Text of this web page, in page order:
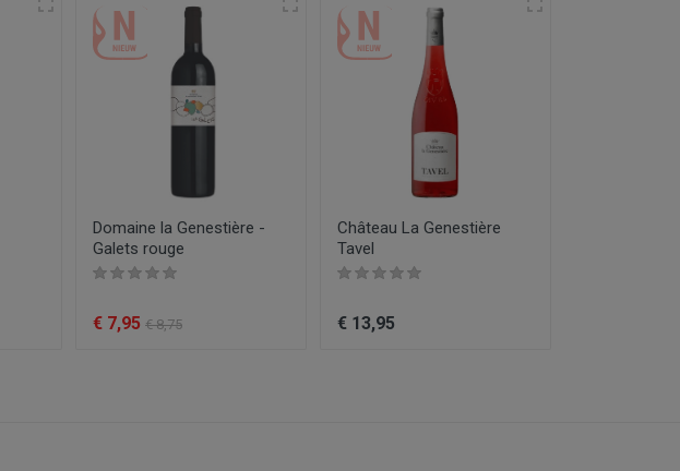
Domaine la Genestière -
Galets rouge
€ 7,95 € 8,75
Château La Genestière
Tavel
€ 13,95